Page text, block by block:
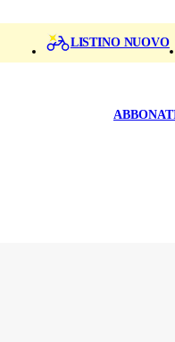
LISTINO NUOVO